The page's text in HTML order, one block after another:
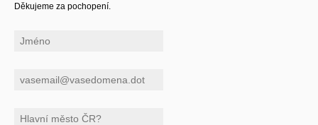
Děkujeme za pochopení.